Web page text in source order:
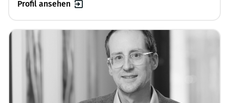
Profil ansehen